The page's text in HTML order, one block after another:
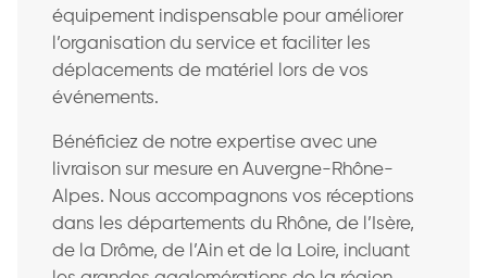
équipement indispensable pour améliorer
l’organisation du service et faciliter les
déplacements de matériel lors de vos
événements.
Bénéficiez de notre expertise avec une
livraison sur mesure en Auvergne-Rhône-
Alpes. Nous accompagnons vos réceptions
dans les départements du Rhône, de l’Isère,
de la Drôme, de l’Ain et de la Loire, incluant